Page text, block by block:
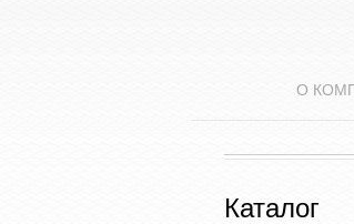
О
Каталог